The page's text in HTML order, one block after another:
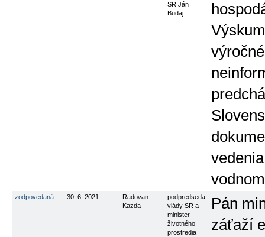
SR Ján
Budaj
zodpovedaná 30. 6. 2021
Radovan
Kazda
podpredseda
vlády SR a
minister
životného
prostredia
Pán
záťaží